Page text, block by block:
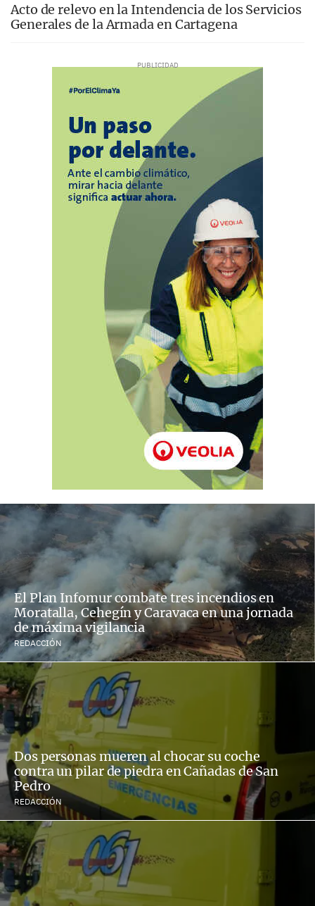
Acto de relevo en la Intendencia de los Servicios
Generales de la Armada en Cartagena
El Plan Infomur combate tres incendios en
Moratalla, Cehegín y Caravaca en una jornada
de máxima vigilancia
REDACCIÓN
Dos personas mueren al chocar su coche
contra un pilar de piedra en Cañadas de San
Pedro
REDACCIÓN